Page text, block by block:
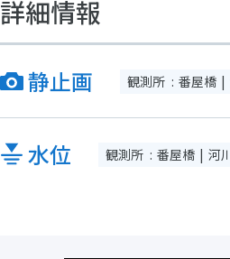
詳細情報
静止画 観測所 番屋橋
水位 観測所 番屋橋 河